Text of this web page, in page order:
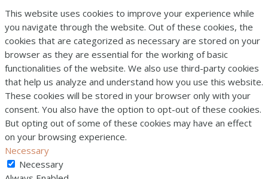
This website uses cookies to improve your experience while
you navigate through the website. Out of these cookies, the
cookies that are categorized as necessary are stored on your
browser as they are essential for the working of basic
functionalities of the website. We also use third-party cookies
that help us analyze and understand how you use this website.
These cookies will be stored in your browser only with your
consent. You also have the option to opt-out of these cookies.
But opting out of some of these cookies may have an effect
on your browsing experience.
Necessary
Necessary